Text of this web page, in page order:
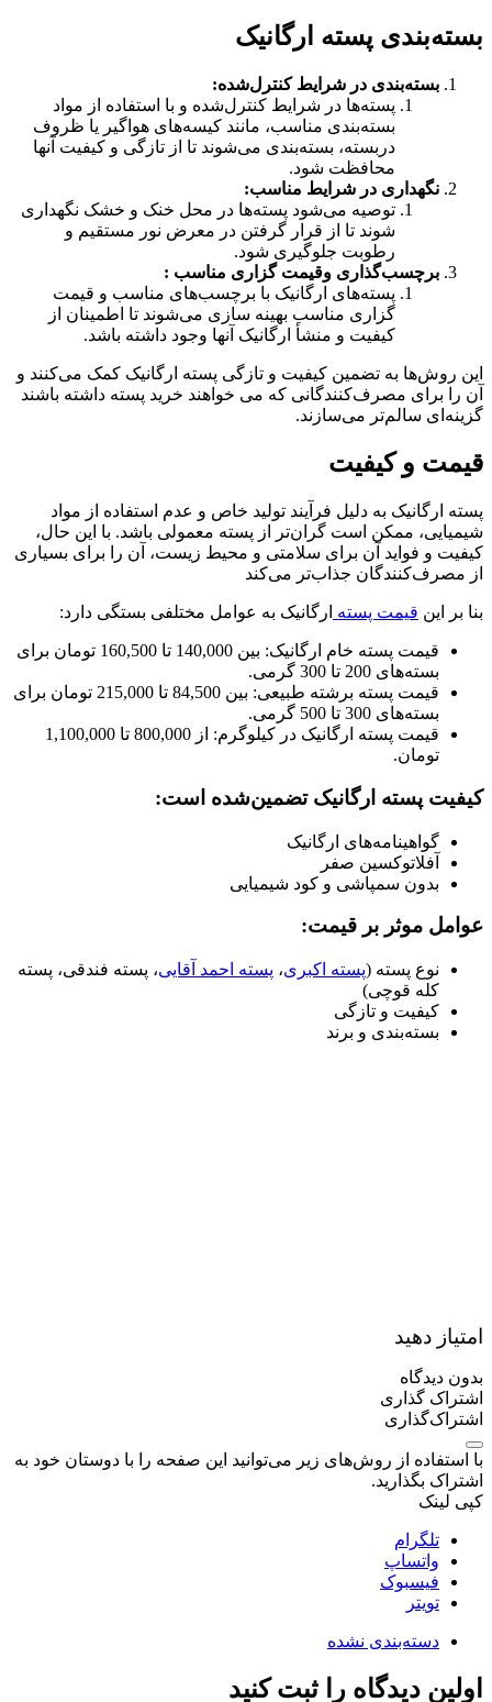
بسته‌بندی پسته ارگانیک
بسته‌بندی در شرایط کنترل‌شده:
پسته‌ها در شرایط کنترل‌شده و با استفاده از مواد
بسته‌بندی مناسب، مانند کیسه‌های هواگیر یا ظروف
دربسته، بسته‌بندی می‌شوند تا از تازگی و کیفیت آنها
محافظت شود.
نگهداری در شرایط مناسب:
توصیه می‌شود پسته‌ها در محل خنک و خشک نگهداری
شوند تا از قرار گرفتن در معرض نور مستقیم و
رطوبت جلوگیری شود.
برچسب‌گذاری وقیمت گزاری مناسب :
پسته‌های ارگانیک با برچسب‌های مناسب و قیمت
گزاری مناسب بهینه سازی می‌شوند تا اطمینان از
کیفیت و منشأ ارگانیک آنها وجود داشته باشد.
این روش‌ها به تضمین کیفیت و تازگی پسته ارگانیک کمک می‌کنند و
آن را برای مصرف‌کنندگانی که می خواهند خرید پسته داشته باشند
گزینه‌ای سالم‌تر می‌سازند.
قیمت و کیفیت
پسته ارگانیک به دلیل فرآیند تولید خاص و عدم استفاده از مواد
شیمیایی، ممکن است گران‌تر از پسته معمولی باشد. با این حال،
کیفیت و فواید آن برای سلامتی و محیط زیست، آن را برای بسیاری
از مصرف‌کنندگان جذاب‌تر می‌کند
بنا بر این قیمت پسته ارگانیک به عوامل مختلفی بستگی دارد:
قیمت پسته خام ارگانیک: بین 140,000 تا 160,500 تومان برای
بسته‌های 200 تا 300 گرمی.
قیمت پسته برشته طبیعی: بین 84,500 تا 215,000 تومان برای
بسته‌های 300 تا 500 گرمی.
قیمت پسته ارگانیک در کیلوگرم: از 800,000 تا 1,100,000
تومان.
کیفیت پسته ارگانیک تضمین‌شده است:
گواهینامه‌های ارگانیک
آفلاتوکسین صفر
بدون سمپاشی و کود شیمیایی
عوامل موثر بر قیمت:
نوع پسته (پسته اکبری، پسته احمد آقایی، پسته فندقی، پسته
کله قوچی)
کیفیت و تازگی
بسته‌بندی و برند
امتیاز دهید
بدون دیدگاه
اشتراک گذاری
اشتراک‌گذاری
با استفاده از روش‌های زیر می‌توانید این صفحه را با دوستان خود به
اشتراک بگذارید.
کپی لینک
تلگرام
واتساپ
فیسبوک
تویتر
دسته‌بندی نشده
اولین دیدگاه را ثبت کنید